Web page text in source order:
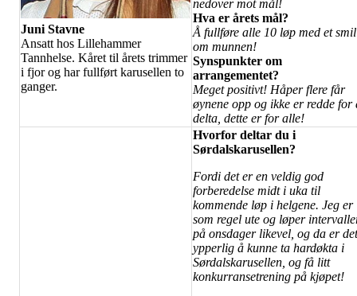
Juni Stavne
Ansatt hos Lillehammer
Tannhelse. Kåret til årets trimmer
i fjor og har fullført karusellen to
ganger.
nedover mot mål!
Hva er årets mål?
Å fullføre alle 10 løp med et smil
om munnen!
Synspunkter om
arrangementet?
Meget positivt! Håper flere får
øynene opp og ikke er redde for
delta, dette er for alle!
Hvorfor deltar du i
Sørdalskarusellen?
Fordi det er en veldig god
forberedelse midt i uka til
kommende løp i helgene. Jeg er
som regel ute og løper
på onsdager likevel, og da er det
ypperlig å kunne ta hardøkta i
Sørdalskarusellen, og få litt
konkurransetrening på kjøpet!